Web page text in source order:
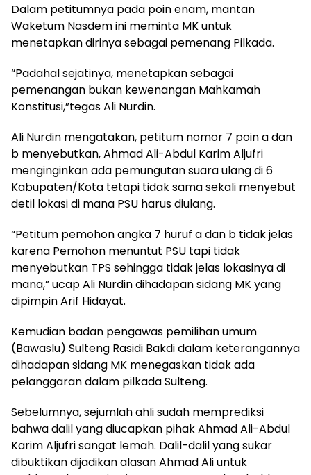
Dalam petitumnya pada poin enam, mantan
Waketum Nasdem ini meminta MK untuk
menetapkan dirinya sebagai pemenang Pilkada.
“Padahal sejatinya, menetapkan sebagai
pemenangan bukan kewenangan Mahkamah
Konstitusi,”tegas Ali Nurdin.
Ali Nurdin mengatakan, petitum nomor 7 poin a dan
b menyebutkan, Ahmad Ali-Abdul Karim Aljufri
menginginkan ada pemungutan suara ulang di 6
Kabupaten/Kota tetapi tidak sama sekali menyebut
detil lokasi di mana PSU harus diulang.
“Petitum pemohon angka 7 huruf a dan b tidak jelas
karena Pemohon menuntut PSU tapi tidak
menyebutkan TPS sehingga tidak jelas lokasinya di
mana,” ucap Ali Nurdin dihadapan sidang MK yang
dipimpin Arif Hidayat.
Kemudian badan pengawas pemilihan umum
(Bawaslu) Sulteng Rasidi Bakdi dalam keterangannya
dihadapan sidang MK menegaskan tidak ada
pelanggaran dalam pilkada Sulteng.
Sebelumnya, sejumlah ahli sudah memprediksi
bahwa dalil yang diucapkan pihak Ahmad Ali-Abdul
Karim Aljufri sangat lemah. Dalil-dalil yang sukar
dibuktikan dijadikan alasan Ahmad Ali untuk